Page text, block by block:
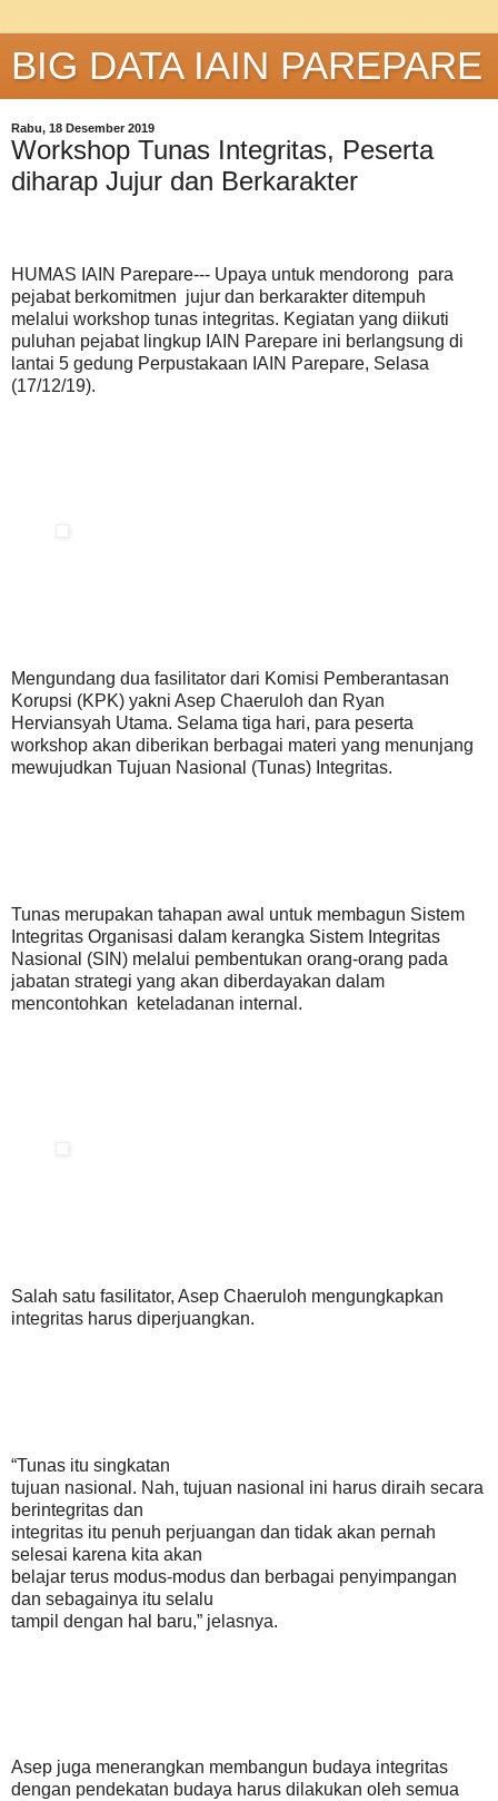
BIG DATA IAIN PAREPARE
Rabu, 18 Desember 2019
Workshop Tunas Integritas, Peserta
diharap Jujur dan Berkarakter
HUMAS IAIN Parepare--- Upaya untuk mendorong para
pejabat berkomitmen jujur dan berkarakter ditempuh
melalui workshop tunas integritas. Kegiatan yang diikuti
puluhan pejabat lingkup IAIN Parepare ini berlangsung di
lantai 5 gedung Perpustakaan IAIN Parepare, Selasa
(17/12/19).
Mengundang dua fasilitator dari Komisi Pemberantasan
Korupsi (KPK) yakni Asep Chaeruloh dan Ryan
Herviansyah Utama. Selama tiga hari, para peserta
workshop akan diberikan berbagai materi yang menunjang
mewujudkan Tujuan Nasional (Tunas) Integritas.
Tunas merupakan tahapan awal untuk membagun Sistem
Integritas Organisasi dalam kerangka Sistem Integritas
Nasional (SIN) melalui pembentukan orang-orang pada
jabatan strategi yang akan diberdayakan dalam
mencontohkan keteladanan internal.
Salah satu fasilitator, Asep Chaeruloh mengungkapkan
integritas harus diperjuangkan.
“Tunas itu singkatan
tujuan nasional. Nah, tujuan nasional ini harus diraih secara
berintegritas dan
integritas itu penuh perjuangan dan tidak akan pernah
selesai karena kita akan
belajar terus modus-modus dan berbagai penyimpangan
dan sebagainya itu selalu
tampil dengan hal baru,” jelasnya.
Asep juga menerangkan membangun budaya integritas
dengan pendekatan budaya harus dilakukan oleh semua